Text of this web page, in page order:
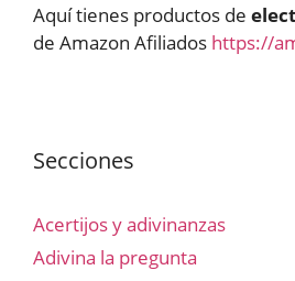
Aquí tienes productos de
de Amazon Afiliados https://
Secciones
Acertijos y adivinanzas
Adivina la pregunta